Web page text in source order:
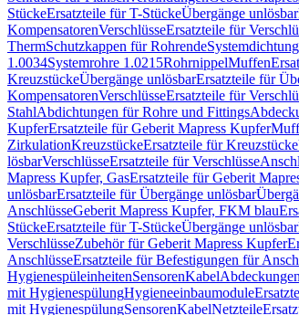
StückeErsatzteile für T-StückeÜbergänge unlösbar
KompensatorenVerschlüsseErsatzteile für
ThermSchutzkappen für Rohrende
1.0034Systemrohre 1.0215RohrnippelMuffen
KreuzstückeÜbergänge unlösbarErsatzteile für
KompensatorenVerschlüsseErsatzteile für
StahlAbdichtungen für Rohre und Fittings
KupferErsatzteile für Geberit Mapress Kupfer
ZirkulationKreuzstückeErsatzteile für Kreuzstücke
lösbarVerschlüsseErsatzteile für Verschlüsse
Mapress Kupfer, GasErsatzteile für Geberit
unlösbarErsatzteile für Übergänge unlösbar
AnschlüsseGeberit Mapress Kupfer, FKM blau
StückeErsatzteile für T-StückeÜbergänge unlösbar
VerschlüsseZubehör für Geberit Mapress Kupfer
AnschlüsseErsatzteile für Befestigungen für
HygienespüleinheitenSensorenKabel
mit HygienespülungHygieneeinbaumodule
mit HygienespülungSensorenKabelNetzteile